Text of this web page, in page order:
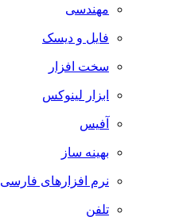
مهندسی
فایل و دیسک
سخت افزار
ابزار لینوکس
آفیس
بهینه ساز
نرم افزارهای فارسی
تلفن